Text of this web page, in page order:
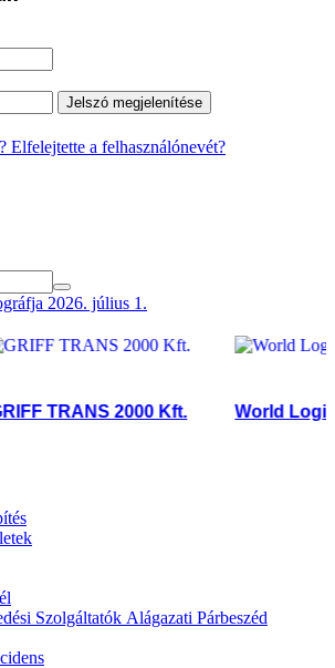
Jelszó megjelenítése
Elfelejtette a felhasználónevét?
TRANS 2000 Kft. World Logistik
Szolgáltatók Alágazati Párbeszéd